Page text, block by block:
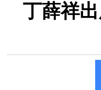
丁薛祥